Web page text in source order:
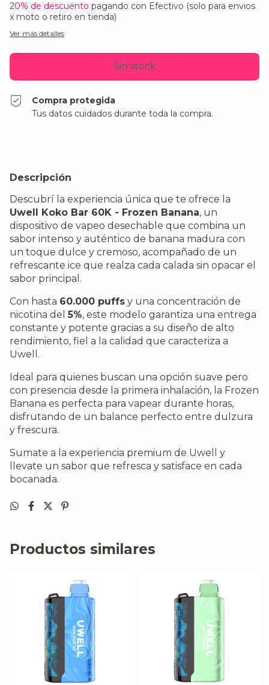
20% de descuento pagando con Efectivo (solo para envios
x moto o retiro en tienda)
Ver más detalles
Compra protegida
Tus datos cuidados durante toda la compra.
Descripción
Descubrí la experiencia única que te ofrece la
Uwell Koko Bar 60K - Frozen Banana, un
dispositivo de vapeo desechable que combina un
sabor intenso y auténtico de banana madura con
un toque dulce y cremoso, acompañado de un
refrescante ice que realza cada calada sin opacar el
sabor principal.
Con hasta 60.000 puffs y una concentración de
nicotina del5%, este modelo garantiza una entrega
constante y potente gracias a su diseño de alto
rendimiento, fiel a la calidad que caracteriza a
Uwell.
Ideal para quienes buscan una opción suave pero
con presencia desde la primera inhalación, la Frozen
Banana es perfecta para vapear durante horas,
disfrutando de un balance perfecto entre dulzura
y frescura.
Sumate a la experiencia premium de Uwell y
llevate un sabor que refresca y satisface en cada
bocanada.
Productos similares